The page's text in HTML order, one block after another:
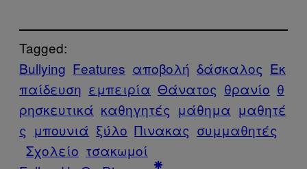
Tagged:
Bullying Features αποβολή δάσκαλος Εκ
παίδευση εμπειρία Θάνατος θρανίο θ
ρησκευτικά καθηγητές μάθημα μαθητέ
ς μπουνιά ξύλο Πινακας συμμαθητές
Σχολείο τσακωμοί